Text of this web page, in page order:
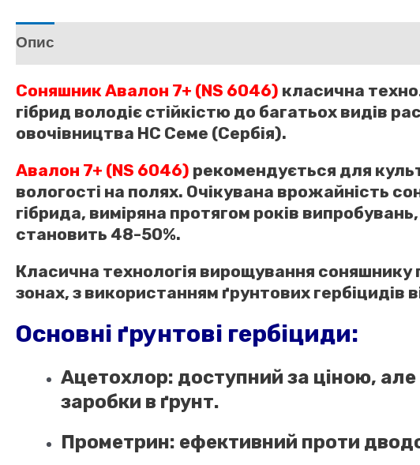
Опис
Соняшник Авалон 7+ (NS 6046) класична
гібрид володіє стійкістю до багатьох видів
овочівництва НС Семе (Сербія).
Авалон 7+ (NS 6046) рекомендується для
вологості на полях. Очікувана врожайність
гібрида, виміряна протягом років
становить 48-50%.
Класична технологія вирощування соняшнику
зонах, з використанням ґрунтових гербіцидів
Основні ґрунтові гербіциди:
Ацетохлор: доступний за ціною,
заробки в ґрунт.
Прометрин: ефективний проти